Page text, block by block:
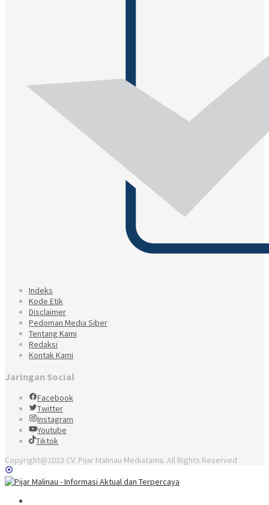
Indeks
Kode Etik
Disclaimer
Pedoman Media Siber
Tentang Kami
Redaksi
Kontak Kami
Jaringan Social
Facebook
Twitter
Instagram
Youtube
Tiktok
Copyright@2023 CV. Pijar Malinau Mediatama. All Rights Reserved